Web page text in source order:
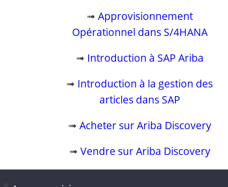
➟ Approvisionnement
Opérationnel dans S/4HANA
➟ Introduction à SAP Ariba
➟ Introduction à la gestion des
articles dans SAP
➟ Acheter sur Ariba Discovery
➟ Vendre sur Ariba Discovery